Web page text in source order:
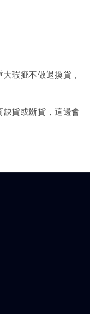
瑕疵不做退換貨，
貨或斷貨，這邊會